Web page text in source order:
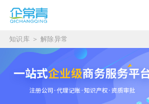
知识库 ＞ 解除异常